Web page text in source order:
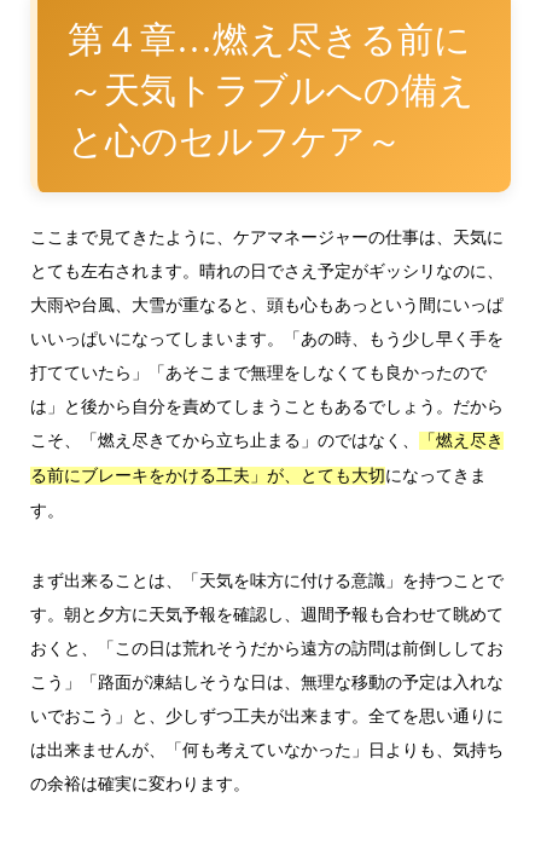
第４章…燃え尽きる前に
～天気トラブルへの備え
と心のセルフケア～
ここまで見てきたように、ケアマネージャーの仕事は、天気に
とても左右されます。晴れの日でさえ予定がギッシリなのに、
大雨や台風、大雪が重なると、頭も心もあっという間にいっぱ
いいっぱいになってしまいます。「あの時、もう少し早く手を
打てていたら」「あそこまで無理をしなくても良かったので
は」と後から自分を責めてしまうこともあるでしょう。だから
こそ、「燃え尽きてから立ち止まる」のではなく、
「燃え尽き
る前にブレーキをかける工夫」が、とても大切 になってきま
す。
まず出来ることは、「天気を味方に付ける意識」を持つことで
す。朝と夕方に天気予報を確認し、週間予報も合わせて眺めて
おくと、「この日は荒れそうだから遠方の訪問は前倒ししてお
こう」「路面が凍結しそうな日は、無理な移動の予定は入れな
いでおこう」と、少しずつ工夫が出来ます。全てを思い通りに
は出来ませんが、「何も考えていなかった」日よりも、気持ち
の余裕は確実に変わります。